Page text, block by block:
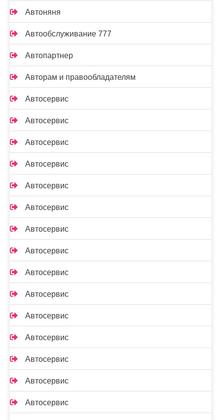
Автоняня
Автообслуживание 777
Автопартнер
Авторам и правообладателям
Автосервис
Автосервис
Автосервис
Автосервис
Автосервис
Автосервис
Автосервис
Автосервис
Автосервис
Автосервис
Автосервис
Автосервис
Автосервис
Автосервис
Автосервис